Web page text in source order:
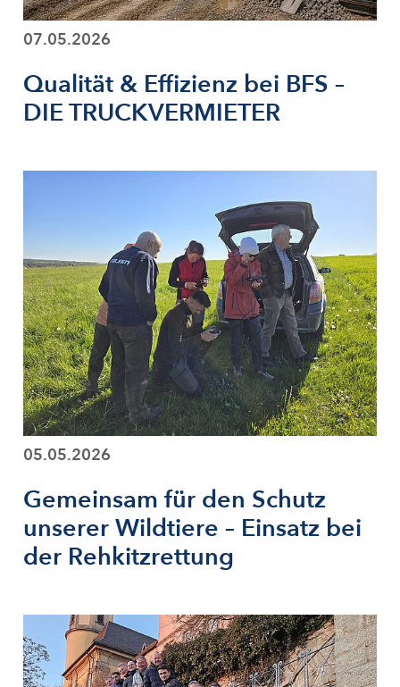
07.05.2026
Qualität & Effizienz bei BFS –
DIE TRUCKVERMIETER
05.05.2026
Gemeinsam für den Schutz
unserer Wildtiere – Einsatz bei
der Rehkitzrettung